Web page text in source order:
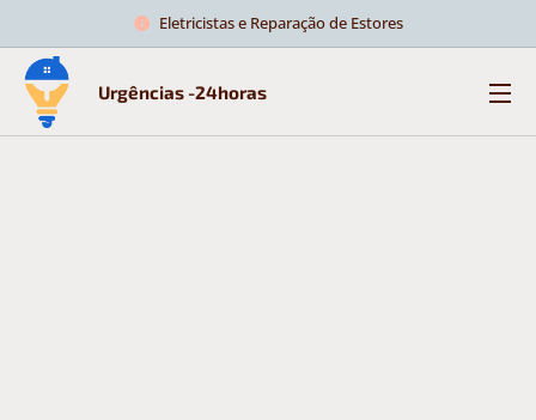
Eletricistas e Reparação de Estores
Urgências -24horas